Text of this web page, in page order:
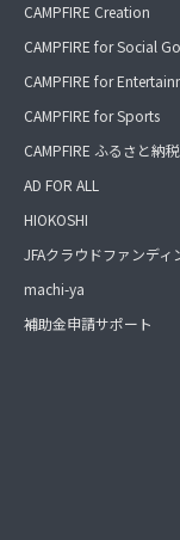
CAMPFIRE Creation
CAMPFIRE for Social
CAMPFIRE for
CAMPFIRE for Sports
CAMPFIRE ふるさと納税
AD FOR ALL
HIOKOSHI
JFAクラウドファンディ
machi-ya
補助金申請サポート